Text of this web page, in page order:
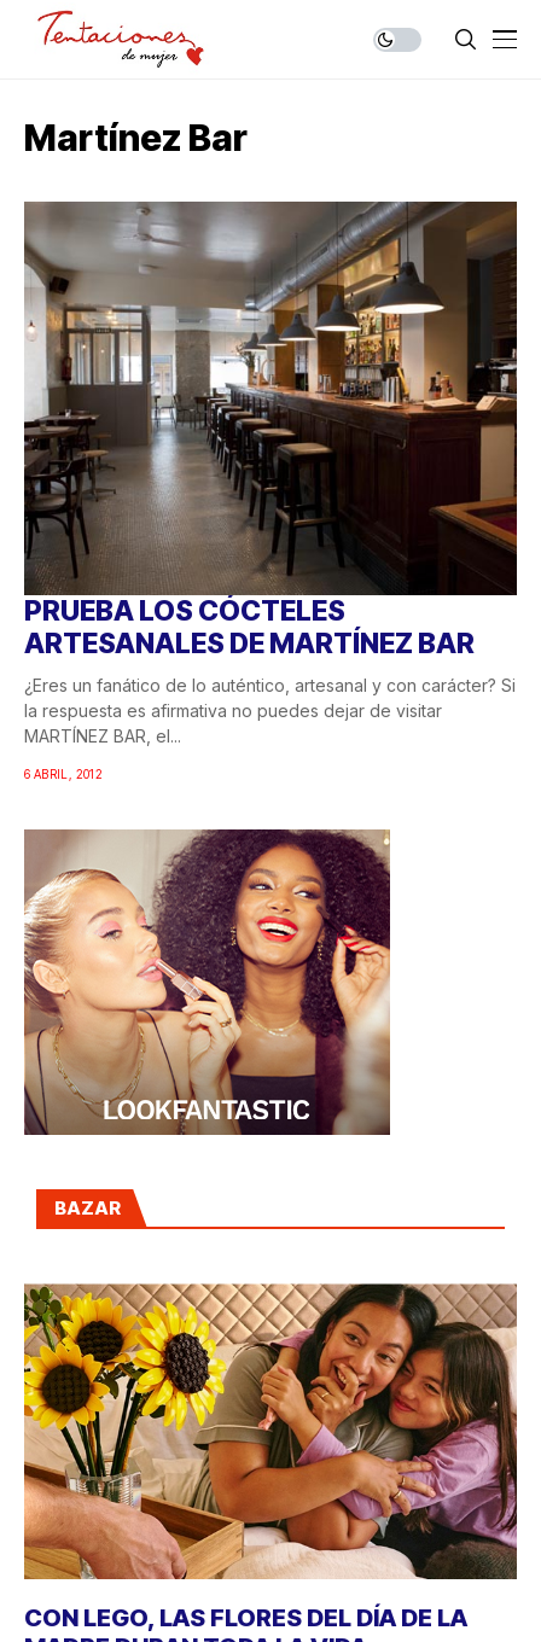
Martínez Bar
PRUEBA LOS CÓCTELES
ARTESANALES DE MARTÍNEZ BAR
¿Eres un fanático de lo auténtico, artesanal y con carácter? Si
la respuesta es afirmativa no puedes dejar de visitar
MARTÍNEZ BAR, el...
6 ABRIL, 2012
BAZAR
CON LEGO, LAS FLORES DEL DÍA DE LA